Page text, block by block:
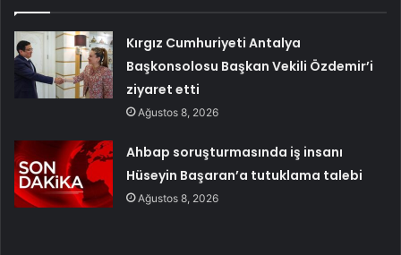
Kırgız Cumhuriyeti Antalya
Başkonsolosu Başkan Vekili Özdemir’i
ziyaret etti
Ağustos 8, 2026
Ahbap soruşturmasında iş insanı
Hüseyin Başaran’a tutuklama talebi
Ağustos 8, 2026